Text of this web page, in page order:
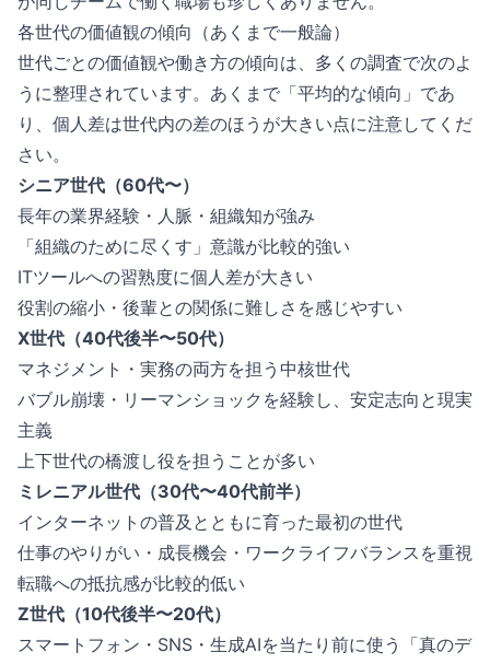
各世代の価値観の傾向（あくまで一般論）
世代ごとの価値観や働き方の傾向は、多くの調査で次のよ
うに整理されています。あくまで「平均的な傾向」であ
り、個人差は世代内の差のほうが大きい点に注意してくだ
さい。
シニア世代（60代〜）
長年の業界経験・人脈・組織知が強み
「組織のために尽くす」意識が比較的強い
ITツールへの習熟度に個人差が大きい
役割の縮小・後輩との関係に難しさを感じやすい
X世代（40代後半〜50代）
マネジメント・実務の両方を担う中核世代
バブル崩壊・リーマンショックを経験し、安定志向と現実
主義
上下世代の橋渡し役を担うことが多い
ミレニアル世代（30代〜40代前半）
インターネットの普及とともに育った最初の世代
仕事のやりがい・成長機会・ワークライフバランスを重視
転職への抵抗感が比較的低い
Z世代（10代後半〜20代）
スマートフォン・SNS・生成AIを当たり前に使う「真のデ